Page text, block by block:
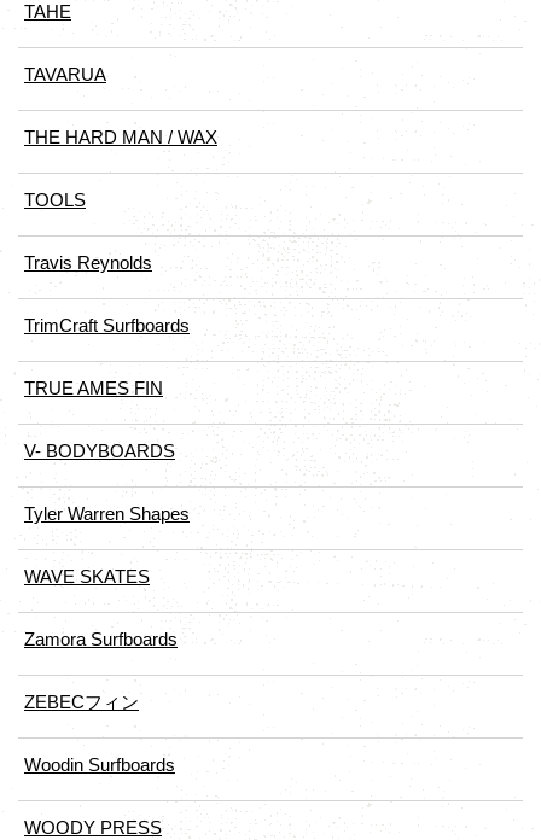
TAHE
TAVARUA
THE HARD MAN / WAX
TOOLS
Travis Reynolds
TrimCraft Surfboards
TRUE AMES FIN
V- BODYBOARDS
Tyler Warren Shapes
WAVE SKATES
Zamora Surfboards
ZEBECフィン
Woodin Surfboards
WOODY PRESS